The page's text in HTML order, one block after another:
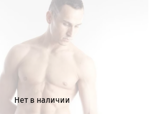
Нет в наличии